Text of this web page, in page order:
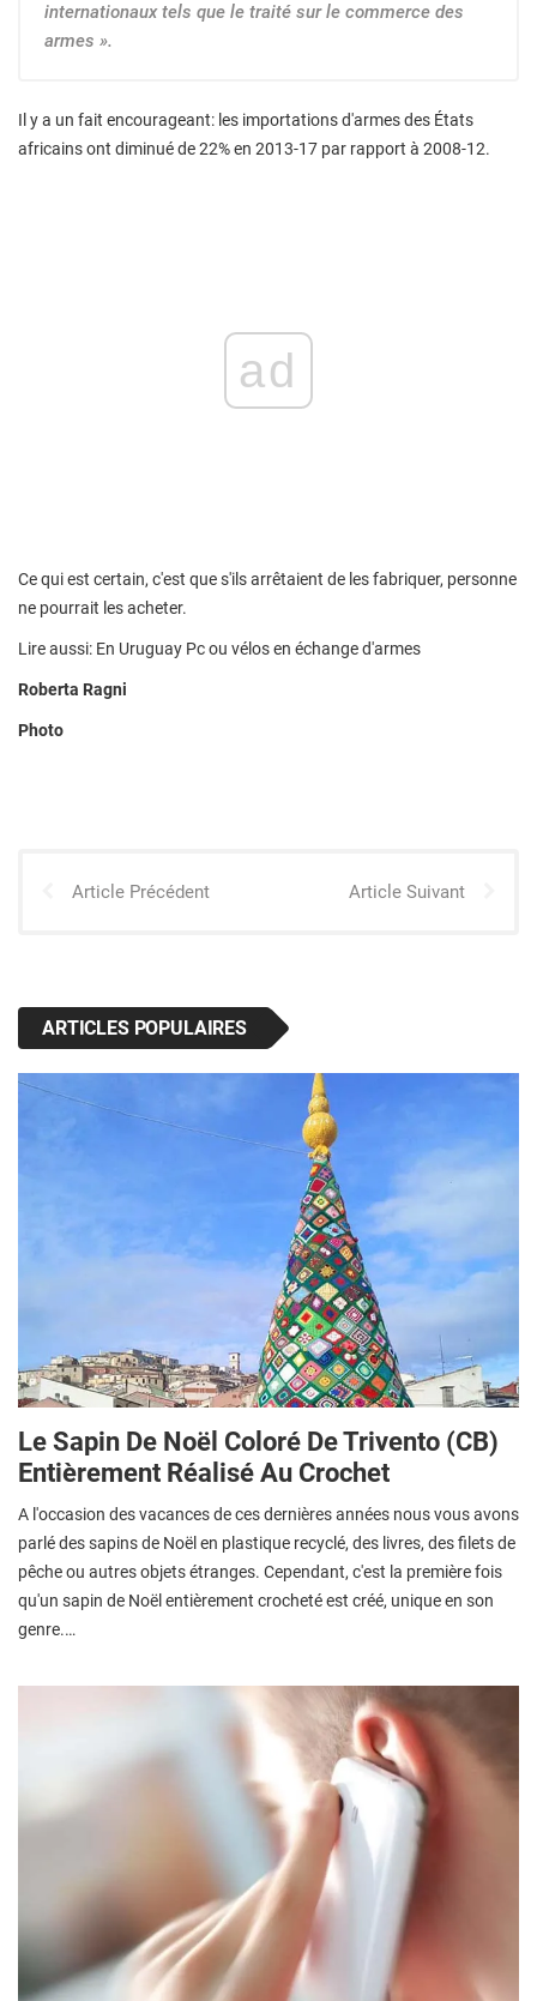
internationaux tels que le traité sur le commerce des
armes ».
Il y a un fait encourageant: les importations d'armes des États
africains ont diminué de 22% en 2013-17 par rapport à 2008-12.
ad
Ce qui est certain, c'est que s'ils arrêtaient de les fabriquer, personne
ne pourrait les acheter.
Lire aussi: En Uruguay Pc ou vélos en échange d'armes
Roberta Ragni
Photo
Article Précédent Article Suivant
ARTICLES POPULAIRES
Le Sapin De Noël Coloré De Trivento (CB)
Entièrement Réalisé Au Crochet
A l'occasion des vacances de ces dernières années nous vous avons
parlé des sapins de Noël en plastique recyclé, des livres, des filets de
pêche ou autres objets étranges. Cependant, c'est la première fois
qu'un sapin de Noël entièrement crocheté est créé, unique en son
genre.…